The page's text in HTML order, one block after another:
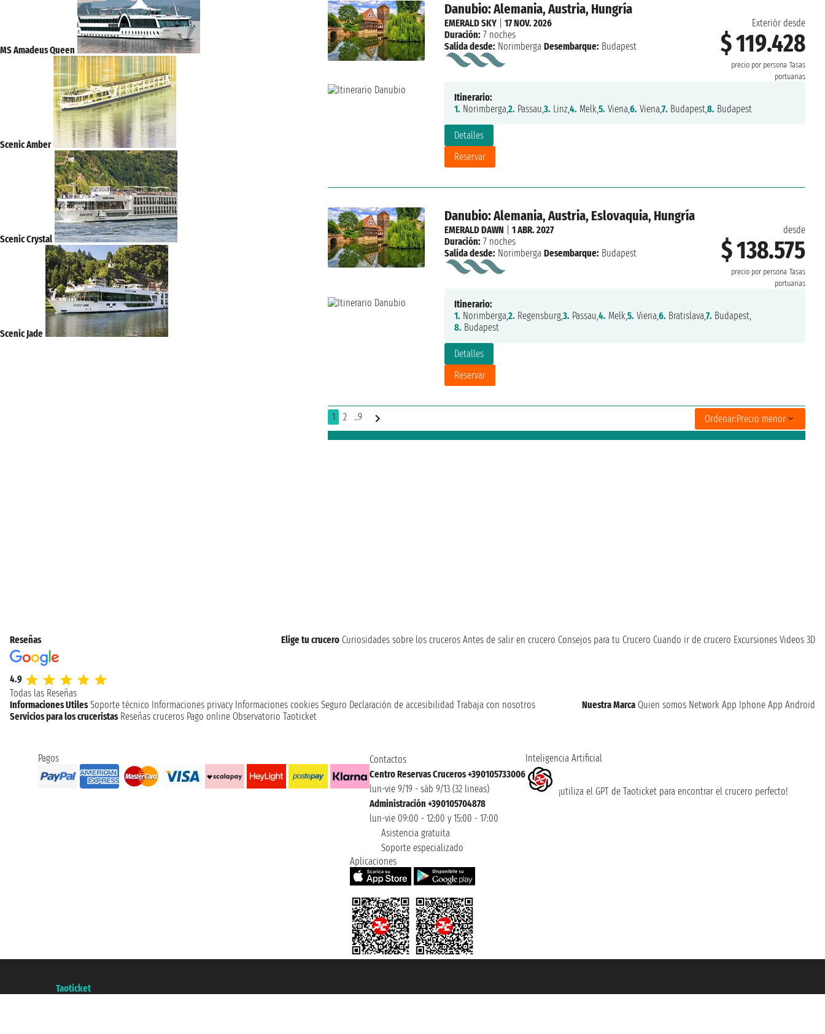
Danubio: Alemania, Austria, Hungría
Exteriór desde
$ 119.428
precio por persona Tasas
portuarias
Detalles
Reservar
EMERALD SKY| 17 NOV. 2026
Duración: 7 noches
Salida desde: Norimberga Desembarque: Budapest
Itinerario:
1. Norimberga,2. Passau,3. Linz,4. Melk,5. Viena,6. Viena,7. Budapest,8. Budapest
Danubio: Alemania, Austria, Eslovaquia, Hungría
desde
$ 138.575
precio por persona Tasas
portuarias
Detalles
Reservar
EMERALD DAWN
1 ABR. 2027
Duración: 7 noches
Salida desde: Norimberga Desembarque: Budapest
Itinerario:
1. Norimberga,2. Regensburg,3. Passau,4. Melk,5. Viena,6. Bratislava,7. Budapest,
8. Budapest
1 2 ..9 Ordenar:Precio menor
MS Amadeus Queen
Scenic Amber
Scenic Crystal
Scenic Jade
Reseñas
4.9
Todas las Reseñas
Elige tu crucero Curiosidades sobre los cruceros Antes de salir en crucero Consejos para tu Crucero Cuando ir de crucero Excursiones Videos 3D
Informaciones Utiles Soporte técnico Informaciones privacy Informaciones cookies Seguro Declaración de accesibilidad Trabaja con nosotros Nuestra Marca Quien somos Network App Iphone App Android
Servicios para los cruceristas Reseñas cruceros Pago online Observatorio Taoticket
Pagos
Contactos
Centro Reservas Cruceros +390105733006
lun-vie 9/19 - sáb 9/13 (32 lineas)
Administración +390105704878
lun-vie 09:00 - 12:00 y 15:00 - 17:00
Asistencia gratuita
Soporte especializado
Inteligencia Artificial
¡utiliza el GPT de Taoticket para encontrar el crucero perfecto!
Aplicaciones
Taoticket